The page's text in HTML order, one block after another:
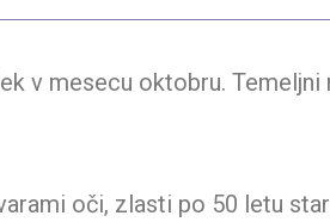
v mesecu oktobru. Temeljni
oči, zlasti po 50 letu